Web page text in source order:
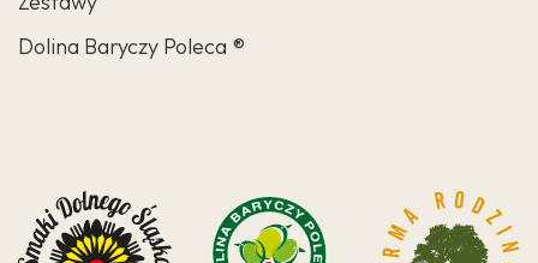
Dolina Baryczy Poleca ®